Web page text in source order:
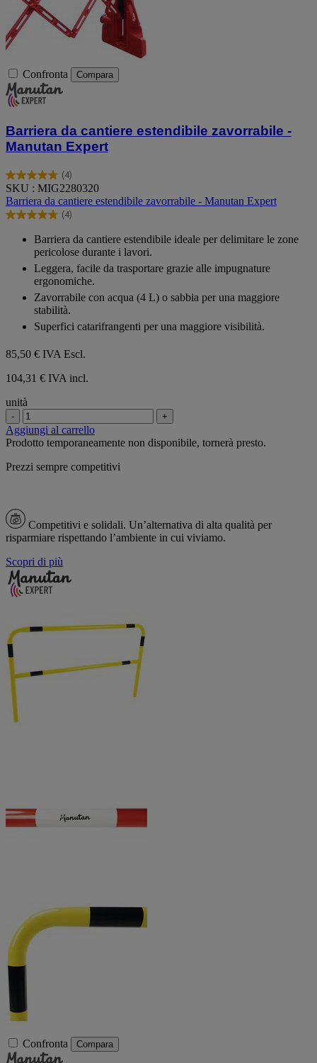
Confronta Compara
Barriera da cantiere estendibile zavorrabile -
Manutan Expert
(4)
4.8
su
5
stelle.
recensioni
SKU : MIG2280320
Barriera da cantiere estendibile zavorrabile - Manutan Expert
(4)
4.8
recensioni
Barriera da cantiere estendibile ideale per delimitare le zone
pericolose durante i lavori.
Leggera, facile da trasportare grazie alle impugnature
ergonomiche.
Zavorrabile con acqua (4 L) o sabbia per una maggiore
stabilità.
Superfici catarifrangenti per una maggiore visibilità.
85,50 € IVA Escl.
104,31 € IVA incl.
unità
- +
Aggiungi al carrello
Prodotto temporaneamente non disponibile, tornerà presto.
Prezzi sempre competitivi
Competitivi e solidali. Un’alternativa di alta qualità per
risparmiare rispettando l’ambiente in cui viviamo.
Scopri di più
Confronta Compara